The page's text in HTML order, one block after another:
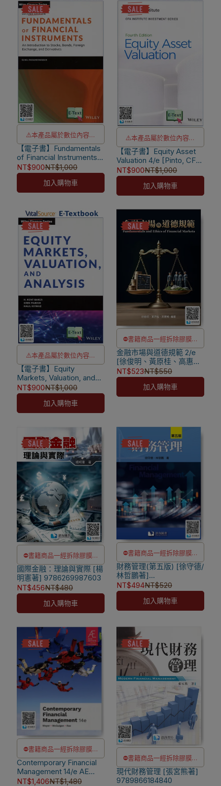
⚠️本產品屬於數位內容服
務，一經購買不提供退貨與
退款
⚠️本產品為台灣優惠價格，
故僅販售給台灣地區使用
使用，海外IP無法註冊成功
【電子書】Fundamentals
of Financial Instruments
2/e [Parameswaran]
NT$900NT$1,000
加入購物車
⚠️本產品屬於數位內容服
務，一經購買不提供退貨與
退款
⚠️本產品為台灣優惠價格，
故僅販售給台灣地區使用
【電子書】Equity Asset
Valuation 4/e [Pinto, CFA
Institute]
NT$900NT$1,000
加入購物車
⚠️本產品屬於數位內容服
務，一經購買不提供退貨與
退款
⚠️本產品為台灣優惠價格，
故僅販售給台灣地區使用
使用，海外IP無法註冊成功
【電子書】Equity
Markets, Valuation, and
Analysis [Baker]
NT$900NT$1,000
加入購物車
⛔書籍商品一經拆除膠膜，
除非瑕疵換書不提供退貨與
退款
✅訂購數量5本以上另有優
惠，請洽LINE客服訂購
金融市場與道德規範 2/e
[徐俊明、黃原桂、高惠娟
著] 9786269989157
NT$523NT$550
加入購物車
⛔書籍商品一經拆除膠膜，
除非瑕疵換書不提供退貨與
退款
✅訂購數量5本以上另有優
惠，請洽LINE客服訂購
國際金融：理論與實際 [楊
明憲著] 9786269987603
NT$456NT$480
加入購物車
⛔書籍商品一經拆除膠膜，
除非瑕疵換書不提供退貨與
退款
✅訂購數量5本以上另有優
惠，請洽LINE客服訂購
財務管理(第五版) [徐守德/
林哲鵬著]
9786269855568
NT$494NT$520
加入購物車
⛔書籍商品一經拆除膠膜，
除非瑕疵換書不提供退貨與
退款
Contemporary Financial
Management 14/e AE
[Moyer/Mcguigan/Rao]
NT$1,406NT$1,480
⛔書籍商品一經拆除膠膜，
除非瑕疵換書不提供退貨與
退款
現代財務管理 [張宮熊著]
9789866184840